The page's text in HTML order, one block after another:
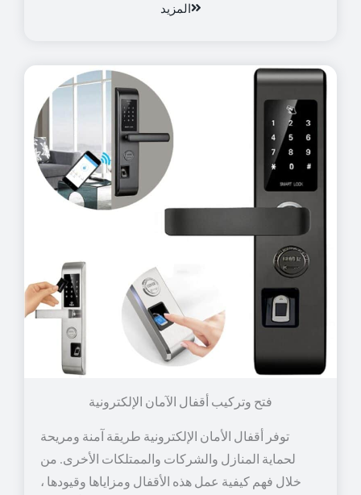
المزيد
توفر أقفال الأمان الإلكترونية طريقة آمنة ومريحة
لحماية المنازل والشركات والممتلكات الأخرى. من
خلال فهم كيفية عمل هذه الأقفال ومزاياها وقيودها ،